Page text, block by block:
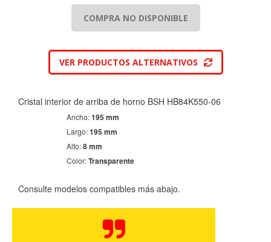
COMPRA NO DISPONIBLE
VER PRODUCTOS ALTERNATIVOS
Cristal interior de arriba de horno BSH HB84K550-06
Ancho:195 mm
Largo:195 mm
Alto:8 mm
Color:Transparente
Consulte modelos compatibles más abajo.